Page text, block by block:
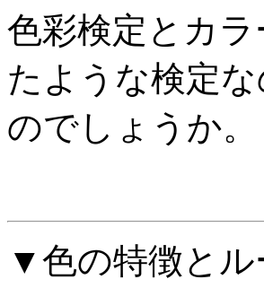
色彩検定とカ
たような検定
のでしょうか。
▼色の特徴と